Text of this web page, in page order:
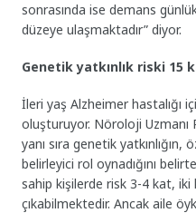
sonrasında ise demans
düzeye ulaşmaktadır” diyor.
Genetik yatkınlık riski 15
İleri yaş Alzheimer hastalığı
oluşturuyor. Nöroloji Uzmanı
yanı sıra genetik yatkınlığın,
belirleyici rol oynadığını
sahip kişilerde risk 3-4 kat,
çıkabilmektedir. Ancak aile